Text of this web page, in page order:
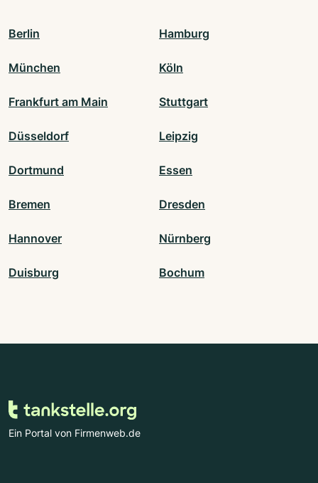
Berlin Hamburg
München Köln
Frankfurt am Main Stuttgart
Düsseldorf Leipzig
Dortmund Essen
Bremen Dresden
Hannover Nürnberg
Duisburg Bochum
Ein Portal von Firmenweb.de